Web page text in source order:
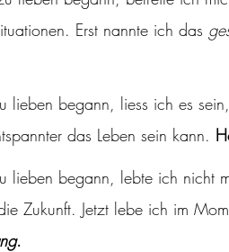
Erst nannte ich das
lieben begann, liess ich es
das Leben sein kann.
lieben begann, lebte ich nicht
Zukunft. Jetzt lebe ich im
.